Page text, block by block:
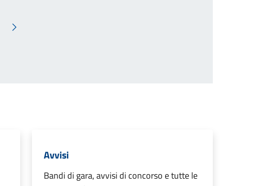
Pagina successiva
Avvisi
Bandi di gara, avvisi di concorso e tutte le